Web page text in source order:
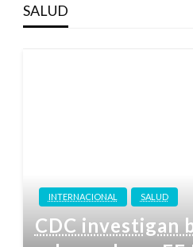
SALUD
INTERNACIONAL SALUD
CDC investigan